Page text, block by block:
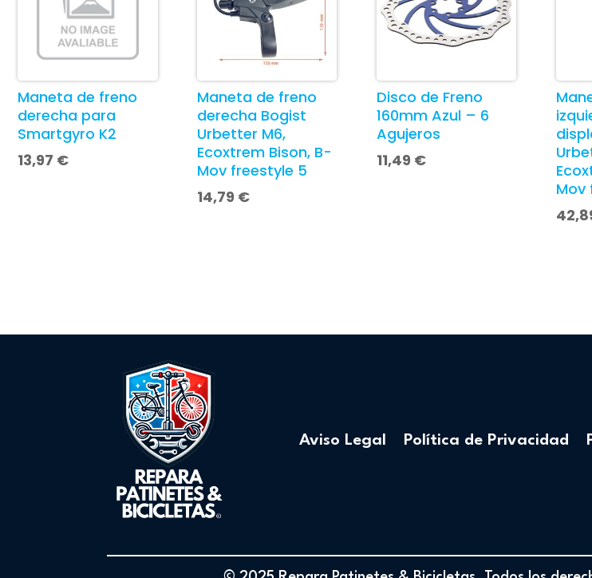
Maneta de freno
derecha para
Smartgyro K2
13,97 €
Maneta de freno
derecha Bogist
Urbetter M6,
Ecoxtrem Bison, B-
Mov freestyle 5
14,79 €
Disco de Freno
160mm Azul – 6
Agujeros
11,49 €
Mov
Aviso Legal Política de Privacidad